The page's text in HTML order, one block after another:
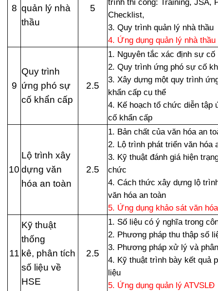
8 quản lý nhà
thầu
5
trình thi công: Training, JSA,
Checklist,
3. Quy trình quản lý nhà thầu
4. Ứng dụng quản lý nhà thầu
9
Quy trình
ứng phó sự
cố khẩn cấp
2.5
1. Nguyên tắc xác định sự cố
2. Quy trình ứng phó sự cố
3. Xây dựng một quy trình
khẩn cấp cụ thể
4. Kế hoạch tổ chức diễn tập
cố khẩn cấp
10
Lộ trình xây
dựng văn
hóa an toàn
2.5
1. Bản chất của văn hóa an
2. Lộ trình phát triển văn hóa
3. Kỹ thuật đánh giá hiện
chức
4. Cách thức xây dựng lộ
văn hóa an toàn
5. Ứng dụng khảo sát văn
11
Kỹ thuật
thống
kê, phân tích
số liệu về
HSE
2.5
1. Số liệu có ý nghĩa trong
2. Phương pháp thu thập số
3. Phương pháp xử lý và
4. Kỹ thuật trình bày kết quả
liệu
5. Ứng dụng quản lý ATVSLĐ